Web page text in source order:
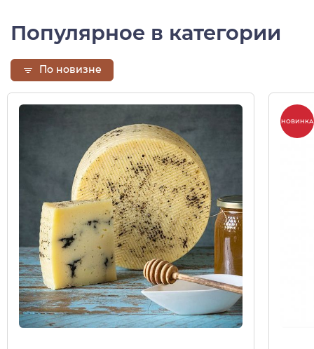
Популярное в категории
По новизне
НОВИНКА